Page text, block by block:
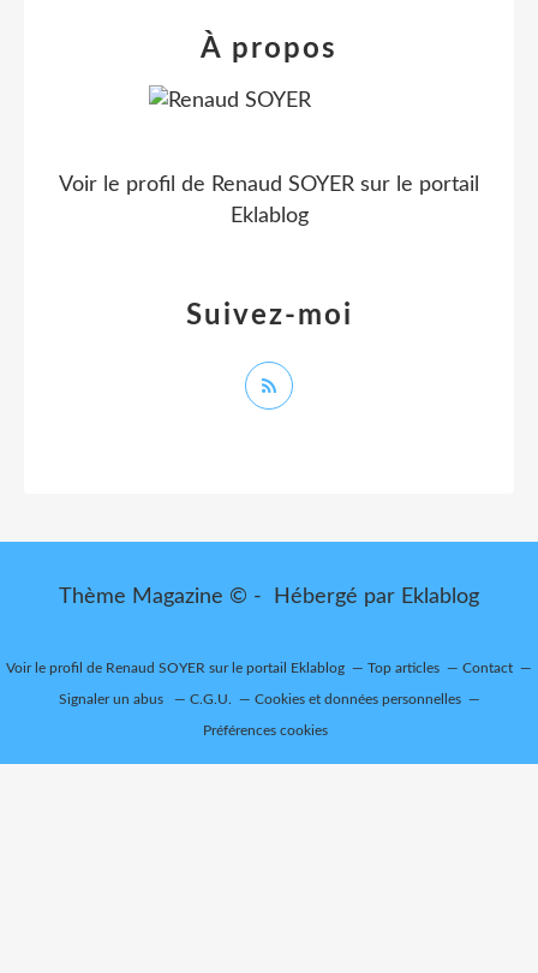
Suivez-moi
À propos
Voir le profil de Renaud SOYER sur le portail
Eklablog
Thème Magazine © - Hébergé par Eklablog
Voir le profil de Renaud SOYER sur le portail Eklablog Top articles Contact
Signaler un abus C.G.U. Cookies et données personnelles
Préférences cookies